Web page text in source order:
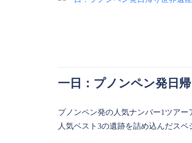
一日：プノンペン発日
プノンペン発の人気ナンバー1ツア
人気ベスト3の遺跡を詰め込んだス